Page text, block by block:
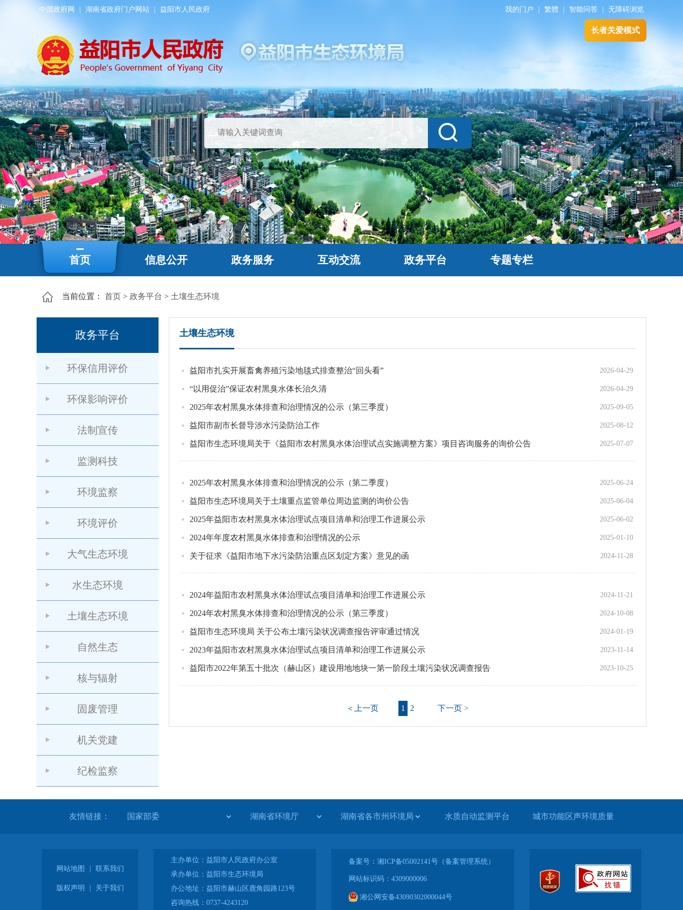
中国政府网 湖南省政府门户网站 益阳市人民政府 我的门户 繁體 智能问答 无障碍浏览
长者关爱模式
首页 信息公开 政务服务 互动交流 政务平台 专题专栏
当前位置： 首页 > 政务平台 > 土壤生态环境
政务平台
环保信用评价
环保影响评价
法制宣传
监测科技
环境监察
环境评价
大气生态环境
水生态环境
土壤生态环境
自然生态
核与辐射
固废管理
机关党建
纪检监察
土壤生态环境
益阳市扎实开展畜禽养殖污染地毯式排查整治“回头看” 2026-04-29
“以用促治”保证农村黑臭水体长治久清 2026-04-29
2025年农村黑臭水体排查和治理情况的公示（第三季度） 2025-09-05
益阳市副市长督导涉水污染防治工作 2025-08-12
益阳市生态环境局关于《益阳市农村黑臭水体治理试点实施调整方案》项目咨询服务的询价公告 2025-07-07
2025年农村黑臭水体排查和治理情况的公示（第二季度） 2025-06-24
益阳市生态环境局关于土壤重点监管单位周边监测的询价公告 2025-06-04
2025年益阳市农村黑臭水体治理试点项目清单和治理工作进展公示 2025-06-02
2024年年度农村黑臭水体排查和治理情况的公示 2025-01-10
关于征求《益阳市地下水污染防治重点区划定方案》意见的函 2024-11-28
2024年益阳市农村黑臭水体治理试点项目清单和治理工作进展公示 2024-11-21
2024年农村黑臭水体排查和治理情况的公示（第三季度） 2024-10-08
益阳市生态环境局 关于公布土壤污染状况调查报告评审通过情况 2024-01-19
2023年益阳市农村黑臭水体治理试点项目清单和治理工作进展公示 2023-11-14
益阳市2022年第五十批次（赫山区）建设用地地块一第一阶段土壤污染状况调查报告 2023-10-25
＜上一页 1 2 下一页 >
友情链接： 水质自动监测平台 城市功能区声环境质量
网站地图 联系我们
版权声明 关于我们
主办单位：益阳市人民政府办公室
承办单位：益阳市生态环境局
办公地址：益阳市赫山区鹿角园路123号
咨询热线：0737-4243120
备案号：湘ICP备05002141号（备案管理系统）
网站标识码：4309000006
湘公网安备43090302000044号